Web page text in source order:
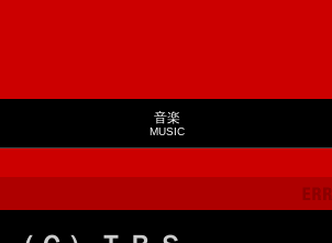
音楽
MUSIC